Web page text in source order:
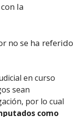
la
no se ha referido
en curso
sean
por lo cual
como